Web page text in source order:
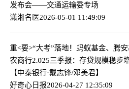
发布会——交通运输委专场
潇湘名医2026-05-01 11:49:09
重<要>“大考”落地！蚂蚁基金、腾
农商行2.025三季报：存贷规模稳步
【中泰银行·戴志锋/邓美君】
好奇心日报2026-04-27 12:35:09